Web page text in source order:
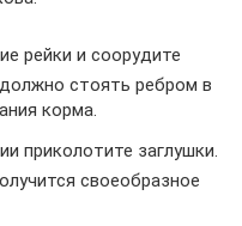
рейки и соорудите
стоять ребром в
корма.
приколотите заглушки.
своеобразное